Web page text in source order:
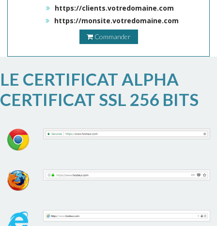
https://clients.votredomaine.com
https://monsite.votredomaine.com
Commander
LE CERTIFICAT ALPHA
CERTIFICAT SSL 256 BITS